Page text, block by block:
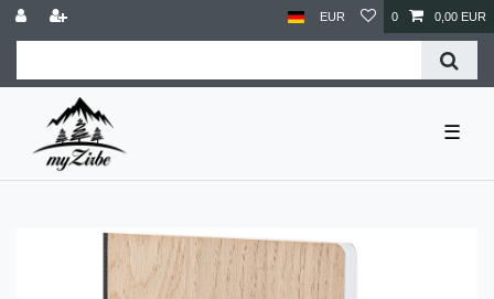
EUR 0 0,00 EUR
☰